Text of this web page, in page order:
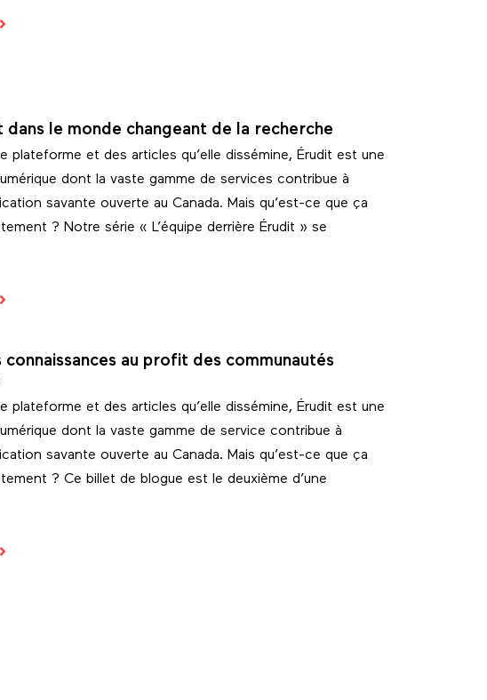
dans le monde changeant de la recherche
plateforme et des articles qu’elle dissémine, Érudit est une
dont la vaste gamme de services contribue à
savante ouverte au Canada. Mais qu’est-ce que ça
? Notre série « L’équipe derrière Érudit » se
connaissances au profit des communautés
plateforme et des articles qu’elle dissémine, Érudit est une
dont la vaste gamme de service contribue à
savante ouverte au Canada. Mais qu’est-ce que ça
? Ce billet de blogue est le deuxième d’une